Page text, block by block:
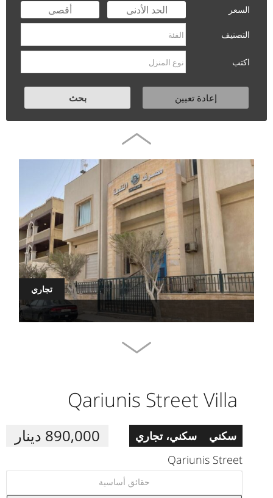
السعر
التصنيف
اكتب
تجاري
Qariunis Street Villa
سكني سكني، تجاري 890,000 دينار
Qariunis Street
حقائق أساسية